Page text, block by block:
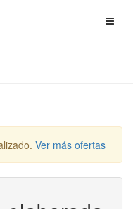
Ver más ofertas